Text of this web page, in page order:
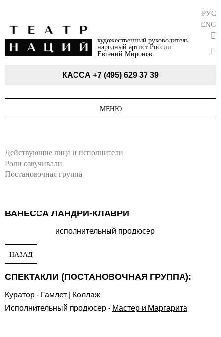
художественный руководитель
народный артист России
Евгений Миронов
РУС
ENG
КАССА +7 (495) 629 37 39
МЕНЮ
Действующие лица и исполнители
Роли озвучивали
Постановочная группа
ВАНЕССА ЛАНДРИ-КЛАВРИ
НАЗАД
исполнительный продюсер
СПЕКТАКЛИ (ПОСТАНОВОЧНАЯ ГРУППА):
Куратор - Гамлет | Коллаж
Исполнительный продюсер - Мастер и Маргарита